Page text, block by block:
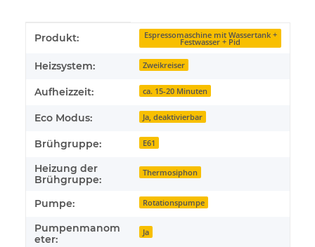
Produkteigenschaft
Wert
Produkt: Espressomaschine mit Wassertank +
Festwasser + Pid
Heizsystem: Zweikreiser
Aufheizzeit: ca. 15-20 Minuten
Eco Modus: Ja, deaktivierbar
Brühgruppe: E61
Heizung der
Brühgruppe:
Thermosiphon
Pumpe: Rotationspumpe
Pumpenmanom
eter:
Ja